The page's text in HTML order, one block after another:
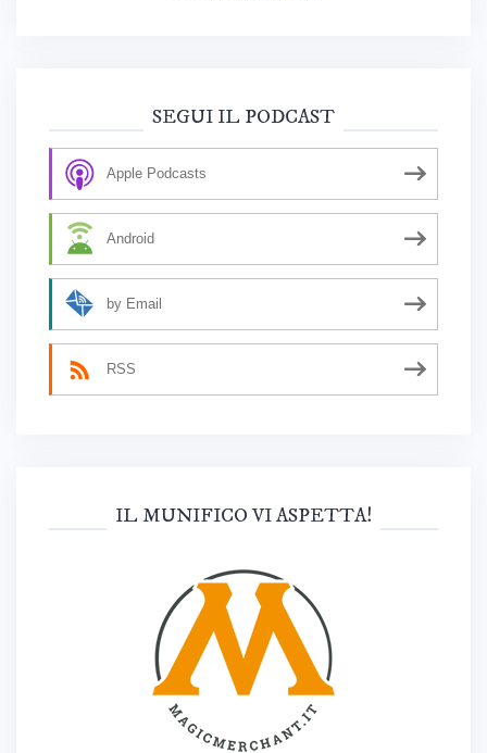
SEGUI IL PODCAST
Apple Podcasts
Android
by Email
RSS
IL MUNIFICO VI ASPETTA!